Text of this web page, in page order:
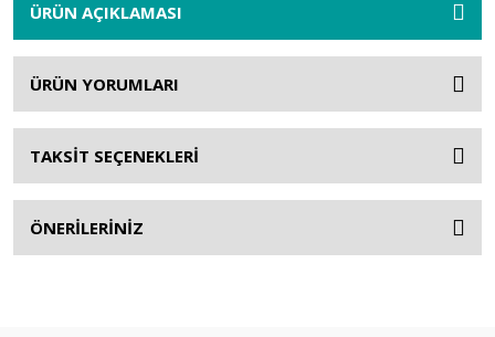
ÜRÜN AÇIKLAMASI
ÜRÜN YORUMLARI
TAKSİT SEÇENEKLERİ
ÖNERİLERİNİZ